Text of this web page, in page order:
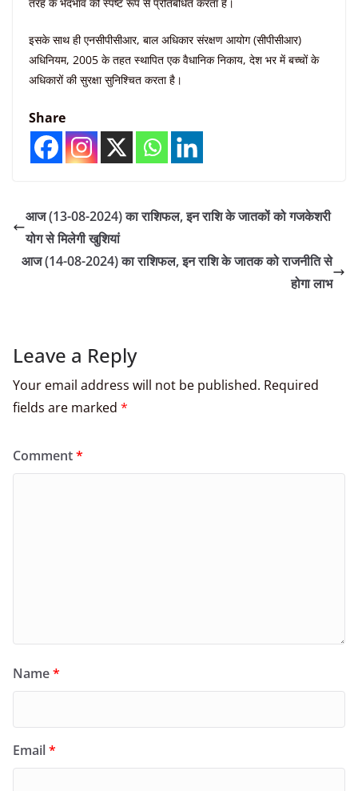
इसके साथ ही एनसीपीसीआर, बाल अधिकार संरक्षण आयोग (सीपीसीआर)
अधिनियम, 2005 के तहत स्थापित एक वैधानिक निकाय, देश भर में बच्चों के
अधिकारों की सुरक्षा सुनिश्चित करता है।
Share
आज (13-08-2024) का राशिफल, इन राशि के जातकों को गजकेशरी
योग से मिलेगी खुशियां
आज (14-08-2024) का राशिफल, इन राशि के जातक को राजनीति से
होगा लाभ
Leave a Reply
Your email address will not be published. Required
fields are marked *
Comment*
Name*
Email*